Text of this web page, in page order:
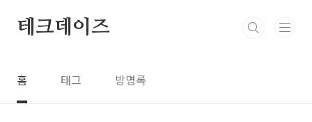
테크데이즈
홈 태그 방명록